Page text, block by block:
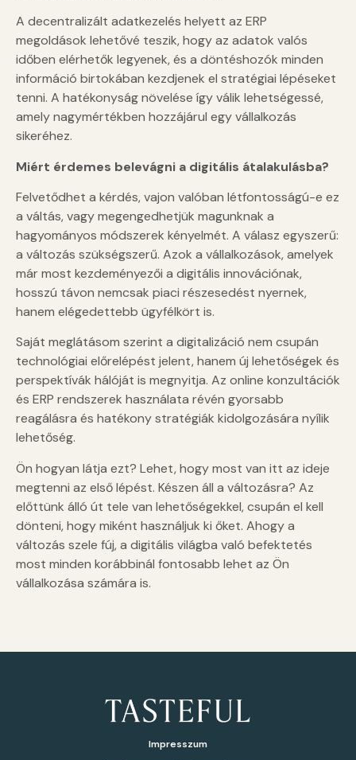
A decentralizált adatkezelés helyett az ERP
megoldások lehetővé teszik, hogy az adatok valós
időben elérhetők legyenek, és a döntéshozók minden
információ birtokában kezdjenek el stratégiai lépéseket
tenni. A hatékonyság növelése így válik lehetségessé,
amely nagymértékben hozzájárul egy vállalkozás
sikeréhez.
Miért érdemes belevágni a digitális átalakulásba?
Felvetődhet a kérdés, vajon valóban létfontosságú-e ez
a váltás, vagy megengedhetjük magunknak a
hagyományos módszerek kényelmét. A válasz egyszerű:
a változás szükségszerű. Azok a vállalkozások, amelyek
már most kezdeményezői a digitális innovációnak,
hosszú távon nemcsak piaci részesedést nyernek,
hanem elégedettebb ügyfélkört is.
Saját meglátásom szerint a digitalizáció nem csupán
technológiai előrelépést jelent, hanem új lehetőségek és
perspektívák hálóját is megnyitja. Az online konzultációk
és ERP rendszerek használata révén gyorsabb
reagálásra és hatékony stratégiák kidolgozására nyílik
lehetőség.
Ön hogyan látja ezt? Lehet, hogy most van itt az ideje
megtenni az első lépést. Készen áll a változásra? Az
előttünk álló út tele van lehetőségekkel, csupán el kell
dönteni, hogy miként használjuk ki őket. Ahogy a
változás szele fúj, a digitális világba való befektetés
most minden korábbinál fontosabb lehet az Ön
vállalkozása számára is.
Impresszum